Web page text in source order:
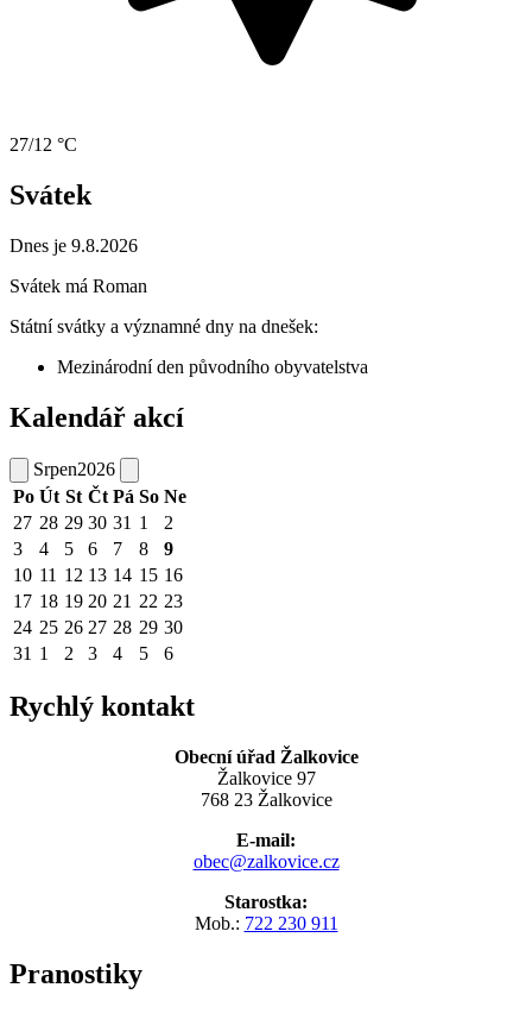
27/12 °C
Svátek
Dnes je 9.8.2026
Svátek má Roman
Státní svátky a významné dny na dnešek:
Mezinárodní den původního obyvatelstva
Kalendář akcí
Srpen2026
Po Út St Čt Pá So Ne
27 28 29 30 31 1
2
3
4 5 6 7 8
9
10 11 12 13 14 15 16
17 18 19 20 21 22 23
24 25 26 27 28 29 30
31 1 2 3 4 5 6
Rychlý kontakt
Obecní úřad Žalkovice
Žalkovice 97
768 23 Žalkovice
E-mail:
obec@zalkovice.cz
Starostka:
Mob.: 722 230 911
Pranostiky